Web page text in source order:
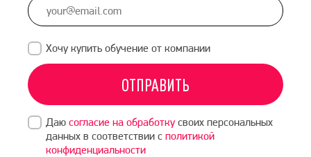
Хочу купить обучение от компании
ОТПРАВИТЬ
Даю согласие на обработкусвоих персональных
данных в соответствии с политикой
конфиденциальности